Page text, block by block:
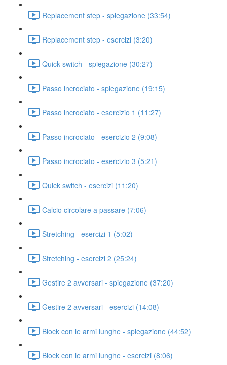
Replacement step - spiegazione (33:54)
Replacement step - esercizi (3:20)
Quick switch - spiegazione (30:27)
Passo incrociato - spiegazione (19:15)
Passo incrociato - esercizio 1 (11:27)
Passo incrociato - esercizio 2 (9:08)
Passo incrociato - esercizio 3 (5:21)
Quick switch - esercizi (11:20)
Calcio circolare a passare (7:06)
Stretching - esercizi 1 (5:02)
Stretching - esercizi 2 (25:24)
Gestire 2 avversari - spiegazione (37:20)
Gestire 2 avversari - esercizi (14:08)
Block con le armi lunghe - spiegazione (44:52)
Block con le armi lunghe - esercizi (8:06)